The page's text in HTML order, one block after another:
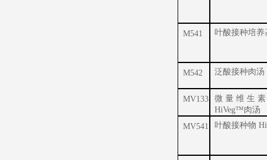
M541 叶酸接种培养
M542 泛酸接种肉汤
MV133
微 量 维 生
HiVeg™肉汤
MV541
叶酸接种物